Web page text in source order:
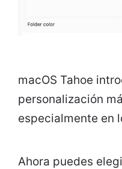
macOS Tahoe
personalización
especialmente en
Ahora puedes